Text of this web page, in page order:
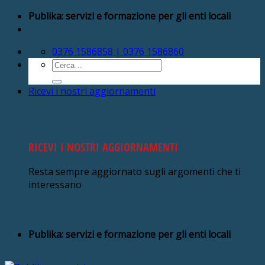
Salta Publika: servizi e formazione per gli enti locali
0376 1586858 | 0376 1586860
Cerca:
Ricevi i nostri aggiornamenti
RICEVI I NOSTRI AGGIORNAMENTI
Resta sempre aggiornato sugli argomenti che ti
interessano
Publika: servizi e formazione per gli enti locali